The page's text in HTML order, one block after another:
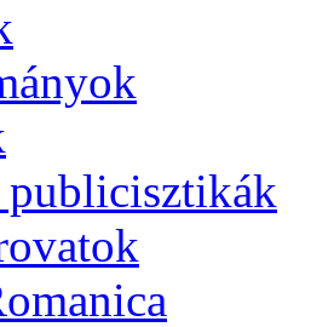
publicisztikák